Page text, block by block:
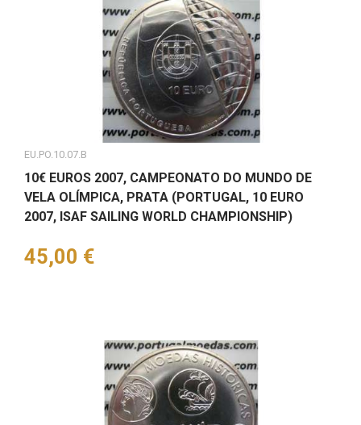
EU.PO.10.07.B
10€ EUROS 2007, CAMPEONATO DO MUNDO DE
VELA OLÍMPICA, PRATA (PORTUGAL, 10 EURO
2007, ISAF SAILING WORLD CHAMPIONSHIP)
Preço
45,00 €